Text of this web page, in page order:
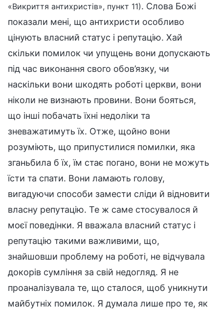
«Викриття антихристів», пункт 11). Слова Божі
показали мені, що антихристи особливо
цінують власний статус і репутацію. Хай
скільки помилок чи упущень вони допускають
під час виконання свого обов’язку, чи
наскільки вони шкодять роботі церкви, вони
ніколи не визнають провини. Вони бояться,
що інші побачать їхні недоліки та
зневажатимуть їх. Отже, щойно вони
розуміють, що припустилися помилки, яка
зганьбила б їх, їм стає погано, вони не можуть
їсти та спати. Вони ламають голову,
вигадуючи способи замести сліди й відновити
власну репутацію. Те ж саме стосувалося й
моєї поведінки. Я вважала власний статус і
репутацію такими важливими, що,
знайшовши проблему на роботі, не відчувала
докорів сумління за свій недогляд. Я не
проаналізувала те, що сталося, щоб уникнути
майбутніх помилок. Я думала лише про те, як